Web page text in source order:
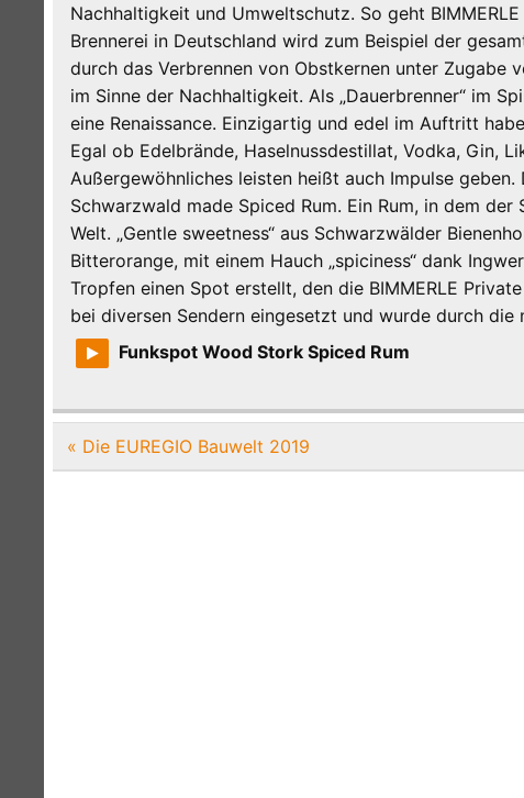
Nachhaltigkeit und Umweltschutz. So geht
Brennerei in Deutschland wird zum Beispiel der
durch das Verbrennen von Obstkernen unter Zugabe
im Sinne der Nachhaltigkeit. Als „Dauerbrenner“ im
eine Renaissance. Einzigartig und edel im Auftritt
Egal ob Edelbrände, Haselnussdestillat, Vodka, Gin,
Außergewöhnliches leisten heißt auch Impulse geben.
Schwarzwald made Spiced Rum. Ein Rum, in dem
Welt. „Gentle sweetness“ aus Schwarzwälder
Bitterorange, mit einem Hauch „spiciness“ dank
Tropfen einen Spot erstellt, den die BIMMERLE
bei diversen Sendern eingesetzt und wurde durch
Funkspot Wood Stork Spiced Rum
Beitragsnavigation
« Die EUREGIO Bauwelt 2019